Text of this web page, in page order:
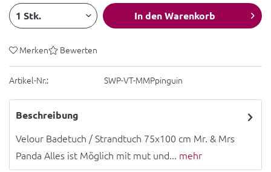
In den Warenkorb
Merken Bewerten
Artikel-Nr.: SWP-VT-MMPpinguin
Beschreibung
Velour Badetuch / Strandtuch 75x100 cm Mr. & Mrs
Panda Alles ist Möglich mit mut und... mehr